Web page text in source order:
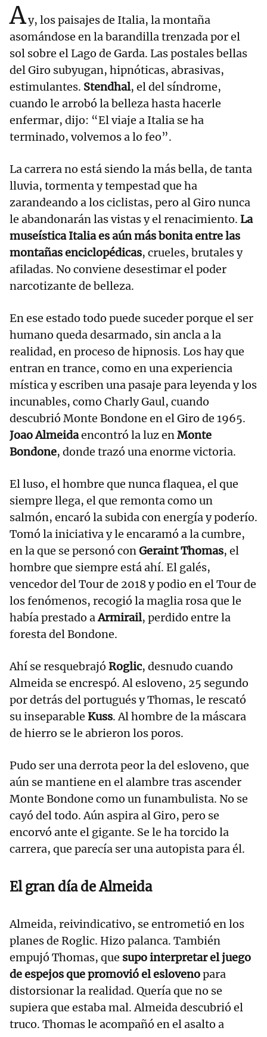
Ay, los paisajes de Italia, la montaña
asomándose en la barandilla trenzada por el
sol sobre el Lago de Garda. Las postales bellas
del Giro subyugan, hipnóticas, abrasivas,
estimulantes. Stendhal, el del síndrome,
cuando le arrobó la belleza hasta hacerle
enfermar, dijo: “El viaje a Italia se ha
terminado, volvemos a lo feo”.
La carrera no está siendo la más bella, de tanta
lluvia, tormenta y tempestad que ha
zarandeando a los ciclistas, pero al Giro nunca
le abandonarán las vistas y el renacimiento. La
museística Italia es aún más bonita entre las
montañas enciclopédicas, crueles, brutales y
afiladas. No conviene desestimar el poder
narcotizante de belleza.
En ese estado todo puede suceder porque el ser
humano queda desarmado, sin ancla a la
realidad, en proceso de hipnosis. Los hay que
entran en trance, como en una experiencia
mística y escriben una pasaje para leyenda y los
incunables, como Charly Gaul, cuando
descubrió Monte Bondone en el Giro de 1965.
Joao Almeidaencontró la luz enMonte
Bondone, donde trazó una enorme victoria.
El luso, el hombre que nunca flaquea, el que
siempre llega, el que remonta como un
salmón, encaró la subida con energía y poderío.
Tomó la iniciativa y le encaramó a la cumbre,
en la que se personó conGeraint Thomas, el
hombre que siempre está ahí. El galés,
vencedor del Tour de 2018 y podio en el Tour de
los fenómenos, recogió la maglia rosa que le
había prestado aArmirail, perdido entre la
foresta del Bondone.
Ahí se resquebrajó Roglic, desnudo cuando
Almeida se encrespó. Al esloveno, 25 segundo
por detrás del portugués y Thomas, le rescató
su inseparable Kuss. Al hombre de la máscara
de hierro se le abrieron los poros.
Pudo ser una derrota peor la del esloveno, que
aún se mantiene en el alambre tras ascender
Monte Bondone como un funambulista. No se
cayó del todo. Aún aspira al Giro, pero se
encorvó ante el gigante. Se le ha torcido la
carrera, que parecía ser una autopista para él.
El gran día de Almeida
Almeida, reivindicativo, se entrometió en los
planes de Roglic. Hizo palanca. También
empujó Thomas, que supo interpretar el juego
de espejos que promovió el eslovenopara
distorsionar la realidad. Quería que no se
supiera que estaba mal. Almeida descubrió el
truco. Thomas le acompañó en el asalto a